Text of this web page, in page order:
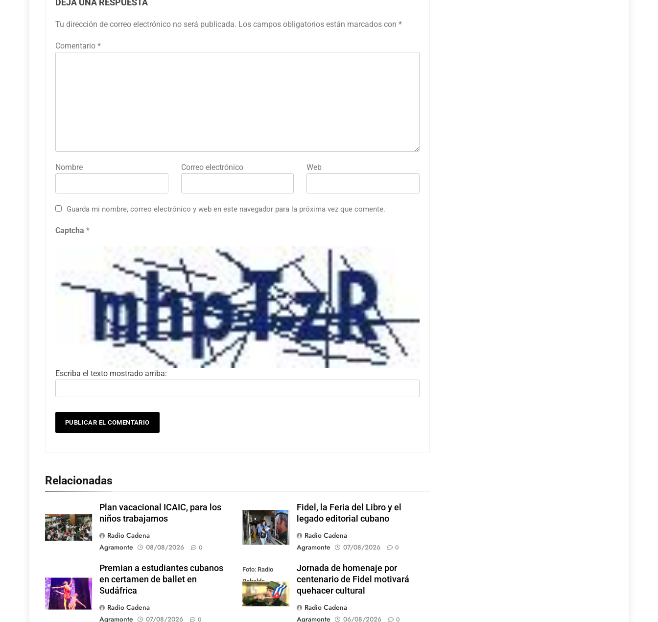
DEJA UNA RESPUESTA
Tu dirección de correo electrónico no será publicada. Los campos obligatorios están marcados con *
Comentario *
Nombre Correo electrónico Web
Guarda mi nombre, correo electrónico y web en este navegador para la próxima vez que comente.
Captcha *
Escriba el texto mostrado arriba:
Relacionadas
Plan vacacional ICAIC, para los
niños trabajamos
Radio Cadena
Agramonte
08/08/2026 0
Fidel, la Feria del Libro y el
legado editorial cubano
Radio Cadena
Agramonte
07/08/2026 0
Premian a estudiantes cubanos
en certamen de ballet en
Sudáfrica
Radio Cadena
Agramonte
07/08/2026 0
Foto: Radio
Rebelde
Jornada de homenaje por
centenario de Fidel motivará
quehacer cultural
Radio Cadena
Agramonte
06/08/2026 0